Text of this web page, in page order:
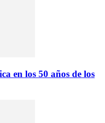
en los 50 años de los